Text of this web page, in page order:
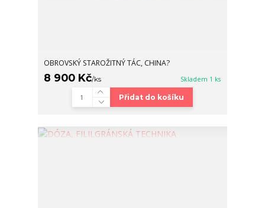
OBROVSKÝ STAROŽITNÝ TÁC, CHINA?
8 900 Kč/ks Skladem 1 ks
Přidat do košíku